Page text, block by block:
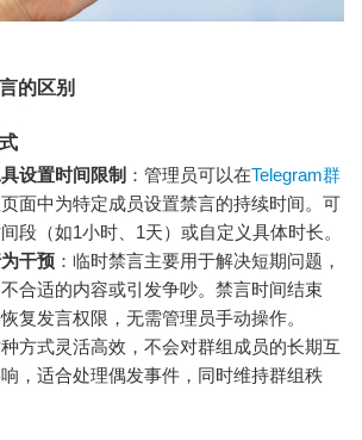
的区别
设置时间限制 ：管理员可以在Telegram群
面中为特定成员设置禁言的持续时间。可
段（如1小时、1天）或自定义具体时长。
干预 ：临时禁言主要用于解决短期问题，
合适的内容或引发争吵。禁言时间结束
复发言权限，无需管理员手动操作。
种方式灵活高效，不会对群组成员的长期互
，适合处理偶发事件，同时维持群组秩